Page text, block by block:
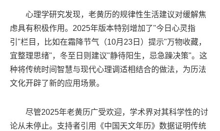
心理学研究发现，老黄历的规律性生活建议对缓解焦
虑具有积极作用。2025年版本特别增加了"今日心灵指
引"栏目，比如在霜降节气（10月23日）提示"万物收藏，
宜整理思绪"，冬至日则建议"静待阳生，忌急躁决策"。这
种将传统时间智慧与现代心理调适相结合的做法，为历法
文化开辟了新的应用场景。
尽管2025年老黄历广受欢迎，学术界对其科学性的讨
论从未停止。支持者引用《中国天文年历》数据证明传统